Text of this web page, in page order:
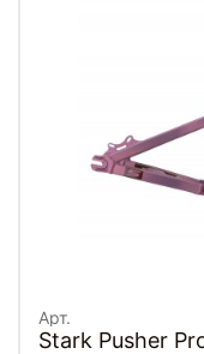
Арт.
Stark Pusher